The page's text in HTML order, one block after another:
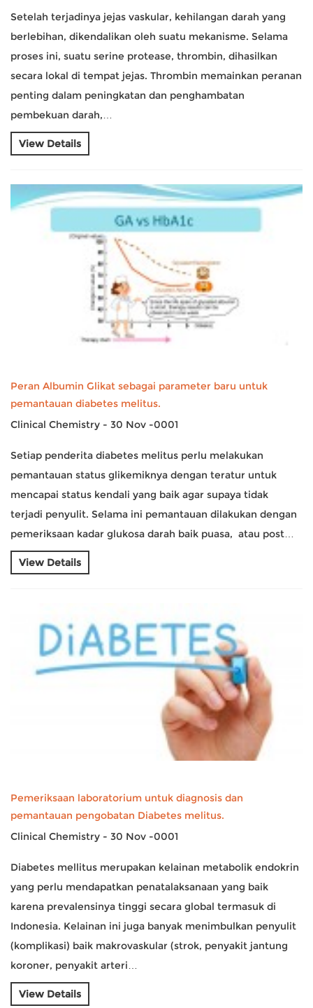
Setelah terjadinya jejas vaskular, kehilangan darah yang
berlebihan, dikendalikan oleh suatu mekanisme. Selama
proses ini, suatu serine protease, thrombin, dihasilkan
secara lokal di tempat jejas. Thrombin memainkan peranan
penting dalam peningkatan dan penghambatan
pembekuan darah,…
View Details
Peran Albumin Glikat sebagai parameter baru untuk
pemantauan diabetes melitus.
Clinical Chemistry - 30 Nov -0001
Setiap penderita diabetes melitus perlu melakukan
pemantauan status glikemiknya dengan teratur untuk
mencapai status kendali yang baik agar supaya tidak
terjadi penyulit. Selama ini pemantauan dilakukan dengan
pemeriksaan kadar glukosa darah baik puasa, atau post…
View Details
Pemeriksaan laboratorium untuk diagnosis dan
pemantauan pengobatan Diabetes melitus.
Clinical Chemistry - 30 Nov -0001
Diabetes mellitus merupakan kelainan metabolik endokrin
yang perlu mendapatkan penatalaksanaan yang baik
karena prevalensinya tinggi secara global termasuk di
Indonesia. Kelainan ini juga banyak menimbulkan penyulit
(komplikasi) baik makrovaskular (strok, penyakit jantung
koroner, penyakit arteri…
View Details